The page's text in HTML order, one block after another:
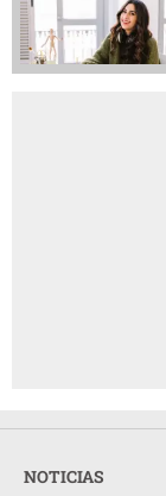
NOTICIAS